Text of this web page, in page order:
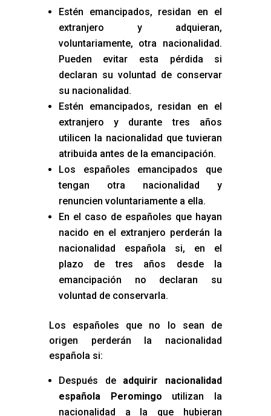
Estén emancipados, residan en el
extranjero y adquieran,
voluntariamente, otra nacionalidad.
Pueden evitar esta pérdida si
declaran su voluntad de conservar
su nacionalidad.
Estén emancipados, residan en el
extranjero y durante tres años
utilicen la nacionalidad que tuvieran
atribuida antes de la emancipación.
Los españoles emancipados que
tengan otra nacionalidad y
renuncien voluntariamente a ella.
En el caso de españoles que hayan
nacido en el extranjero perderán la
nacionalidad española si, en el
plazo de tres años desde la
emancipación no declaran su
voluntad de conservarla.
Los españoles que no lo sean de
origen perderán la nacionalidad
española si:
Después de adquirir nacionalidad
española Peromingo utilizan la
nacionalidad a la que hubieran